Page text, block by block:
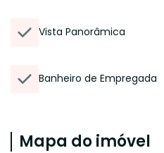
Vista Panorâmica
Banheiro de Empregada
Mapa do imóvel